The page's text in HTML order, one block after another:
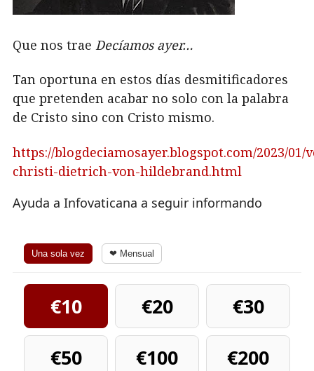
Que nos trae Decíamos ayer…
Tan oportuna en estos días desmitificadores
que pretenden acabar no solo con la palabra
de Cristo sino con Cristo mismo.
https://blogdeciamosayer.blogspot.com/2023/01/
christi-dietrich-von-hildebrand.html
Ayuda a Infovaticana a seguir informando
Una sola vez ❤ Mensual
€10 €20
€30
€50
€100 €200